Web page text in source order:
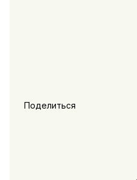
Поделиться